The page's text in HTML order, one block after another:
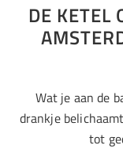
DE KETEL
Wat je aan de
drankje
tot